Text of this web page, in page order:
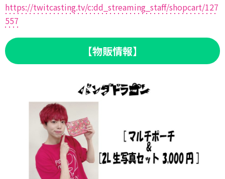
https://twitcasting.tv/c:dd_streaming_staff/shopcart/127
557
【物販情報】